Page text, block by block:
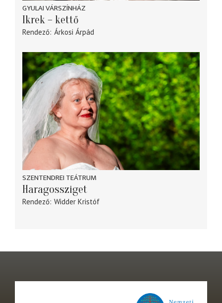
GYULAI VÁRSZÍNHÁZ
Ikrek – kettő
Rendező Árkosi Árpád
SZENTENDREI TEÁTRUM
Haragossziget
Rendező Widder Kristóf